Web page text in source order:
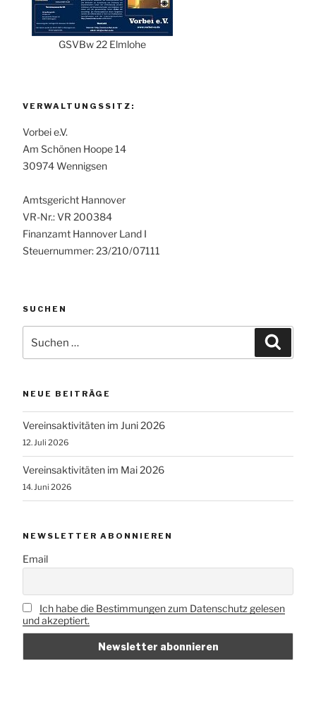
GSVBw 22 Elmlohe
VERWALTUNGSSITZ:
Vorbei e.V.
Am Schönen Hoope 14
30974 Wennigsen
Amtsgericht Hannover
VR-Nr.: VR 200384
Finanzamt Hannover Land I
Steuernummer: 23/210/07111
SUCHEN
nach:
NEUE BEITRÄGE
Vereinsaktivitäten im Juni 2026
12. Juli 2026
Vereinsaktivitäten im Mai 2026
14. Juni 2026
NEWSLETTER ABONNIEREN
Email
Ich habe die Bestimmungen zum Datenschutz gelesen
und akzeptiert.